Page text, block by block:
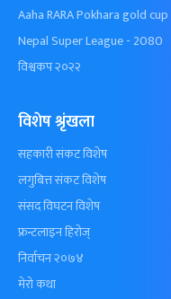
Aaha RARA Pokhara gold cup
Nepal Super League - 2080
विश्वकप २०२२
विशेष श्रृंखला
सहकारी संकट विशेष
लगुबित्त संकट विशेष
संसद विघटन विशेष
फ्रन्टलाइन हिरोज्
निर्वाचन २०७४
मेरो कथा